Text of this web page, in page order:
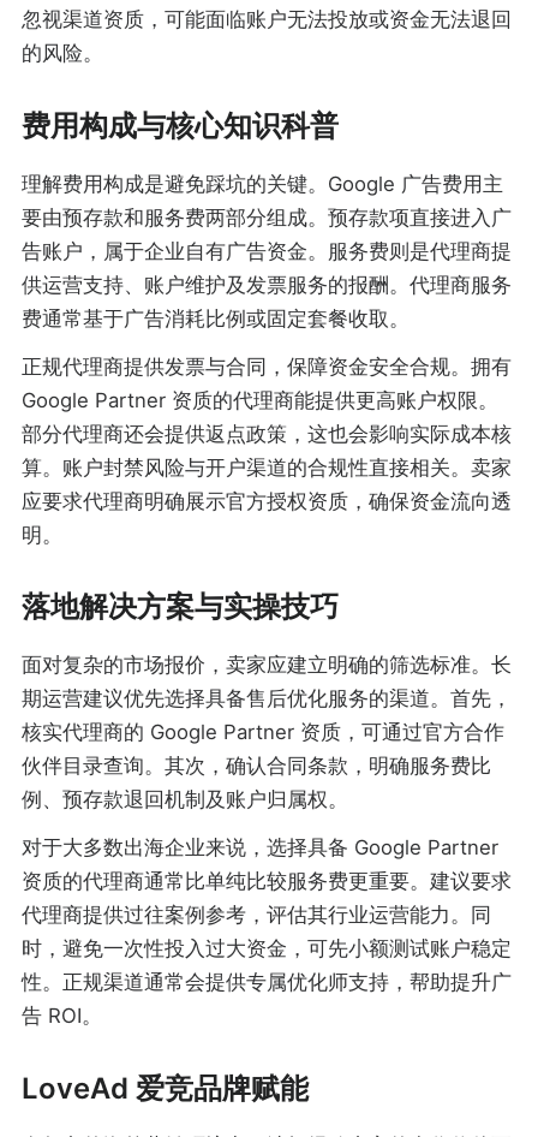
忽视渠道资质，可能面临账户无法投放或资金无法退回
的风险。
费用构成与核心知识科普
理解费用构成是避免踩坑的关键。Google 广告费用主
要由预存款和服务费两部分组成。预存款项直接进入广
告账户，属于企业自有广告资金。服务费则是代理商提
供运营支持、账户维护及发票服务的报酬。代理商服务
费通常基于广告消耗比例或固定套餐收取。
正规代理商提供发票与合同，保障资金安全合规。拥有
Google Partner 资质的代理商能提供更高账户权限。
部分代理商还会提供返点政策，这也会影响实际成本核
算。账户封禁风险与开户渠道的合规性直接相关。卖家
应要求代理商明确展示官方授权资质，确保资金流向透
明。
落地解决方案与实操技巧
面对复杂的市场报价，卖家应建立明确的筛选标准。长
期运营建议优先选择具备售后优化服务的渠道。首先，
核实代理商的 Google Partner 资质，可通过官方合作
伙伴目录查询。其次，确认合同条款，明确服务费比
例、预存款退回机制及账户归属权。
对于大多数出海企业来说，选择具备 Google Partner
资质的代理商通常比单纯比较服务费更重要。建议要求
代理商提供过往案例参考，评估其行业运营能力。同
时，避免一次性投入过大资金，可先小额测试账户稳定
性。正规渠道通常会提供专属优化师支持，帮助提升广
告 ROI。
LoveAd 爱竞品牌赋能